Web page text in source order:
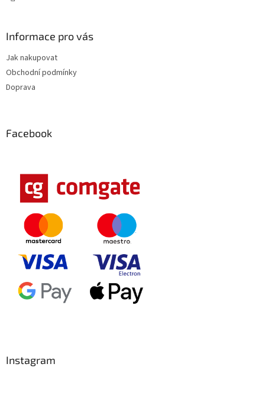
Informace pro vás
Jak nakupovat
Obchodní podmínky
Doprava
Facebook
Instagram